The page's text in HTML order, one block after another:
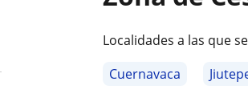
Localidades a las que
Cuernavaca